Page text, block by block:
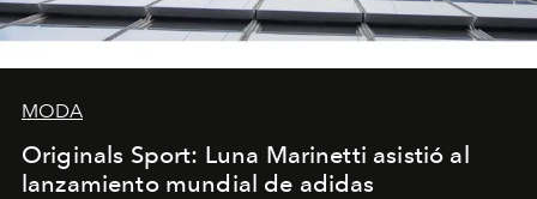
MODA
Originals Sport: Luna Marinetti asistió al
lanzamiento mundial de adidas